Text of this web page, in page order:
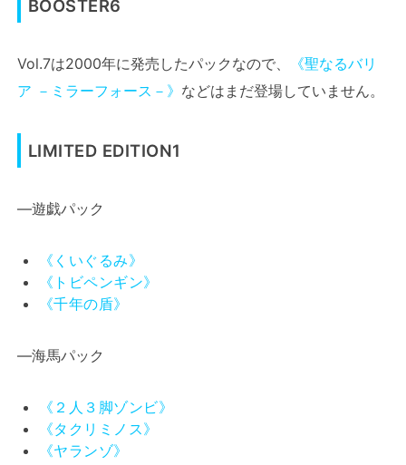
BOOSTER6
Vol.7は2000年に発売したパックなので、
《聖なるバリ
ア －ミラーフォース－》 などはまだ登場していません。
LIMITED EDITION1
―遊戯パック
《くいぐるみ》
《トビペンギン》
《千年の盾》
―海馬パック
《２人３脚ゾンビ》
《タクリミノス》
《ヤランゾ》